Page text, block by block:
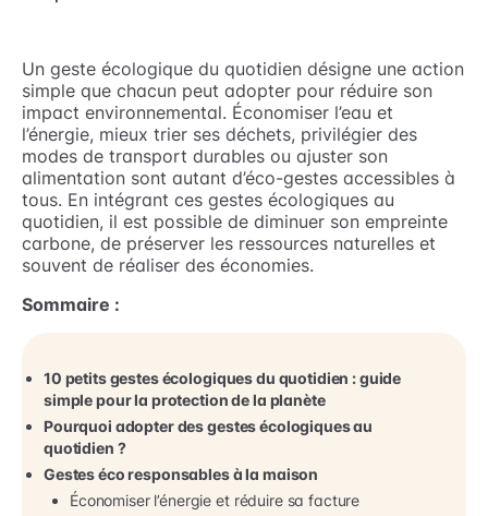
Un geste écologique du quotidien désigne une action
simple que chacun peut adopter pour réduire son
impact environnemental. Économiser l’eau et
l’énergie, mieux trier ses déchets, privilégier des
modes de transport durables ou ajuster son
alimentation sont autant d’éco-gestes accessibles à
tous. En intégrant ces gestes écologiques au
quotidien, il est possible de diminuer son empreinte
carbone, de préserver les ressources naturelles et
souvent de réaliser des économies.
Sommaire :
10 petits gestes écologiques du quotidien : guide
simple pour la protection de la planète
Pourquoi adopter des gestes écologiques au
quotidien ?
Gestes éco responsables à la maison
Économiser l’énergie et réduire sa facture